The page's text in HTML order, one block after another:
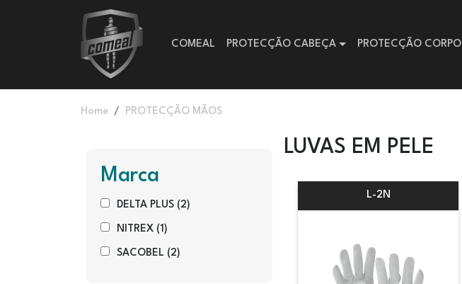
Passar para o conteúdo principal
Main navigation
COMEAL PROTECÇÃO CABEÇA PROTECÇÃO CORPO
Navegação estrutural
Home PROTECÇÃO MÃOS
Marca
DELTA PLUS (2)
NITREX (1)
SACOBEL (2)
LUVAS EM PELE
L-2N